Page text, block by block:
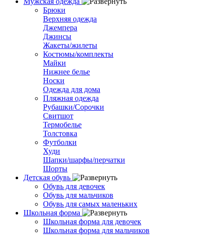
Брюки
Верхняя одежда
Джемпера
Джинсы
Жакеты/жилеты
Костюмы/комплекты
Майки
Нижнее белье
Носки
Одежда для дома
Пляжная одежда
Рубашки/Сорочки
Свитшот
Термобелье
Толстовка
Футболки
Худи
Шапки/шарфы/перчатки
Шорты
Детская обувь
Обувь для девочек
Обувь для мальчиков
Обувь для самых маленьких
Школьная форма
Школьная форма для девочек
Школьная форма для мальчиков